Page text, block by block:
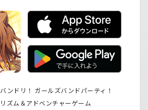
バンドリ！ ガールズバンドパーティ！
リズム＆アドベンチャーゲーム